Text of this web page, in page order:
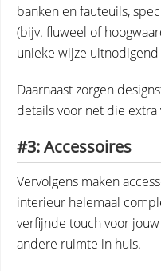
banken en fauteuils,
(bijv. fluweel of
unieke wijze
Daarnaast zorgen
details voor net die
#3: Accessoires
Vervolgens maken
interieur helemaal
verfijnde touch voor
andere ruimte in huis.